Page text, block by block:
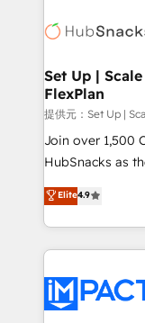
WooCommerce,
the difference —
HubSpot
marketing,
design We connect people, data and technology to
improve
people,
ensure revenue
team of 100+ experts
growth |
Set Up |
FlexPlan
提供元：Set Up |
Join over 1,500
HubSnacks as
Simple pay-as-
1️⃣ Set Up |
HubSpot portals 2️⃣ Scale Up | 100% HubSpot
Execution... Global
Slash months
Click "Contact
Elite4.9